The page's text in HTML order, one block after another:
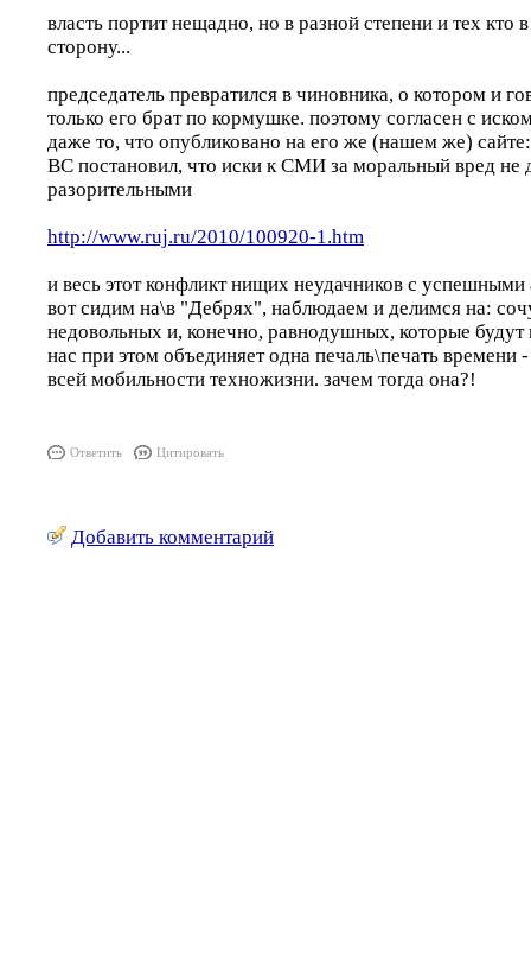
власть портит нещадно, но в разной степени и тех кто
сторону...
председатель превратился в чиновника, о котором и
только его брат по кормушке. поэтому согласен с
даже то, что опубликовано на его же (нашем же) сайте:
ВС постановил, что иски к СМИ за моральный вред не
разорительными
http://www.ruj.ru/2010/100920-1.htm
и весь этот конфликт нищих неудачников с
вот сидим на\в "Дебрях", наблюдаем и делимся на:
недовольных и, конечно, равнодушных, которые будут
нас при этом объединяет одна печаль\печать
всей мобильности техножизни. зачем тогда она?!
Ответить Цитировать
Добавить комментарий